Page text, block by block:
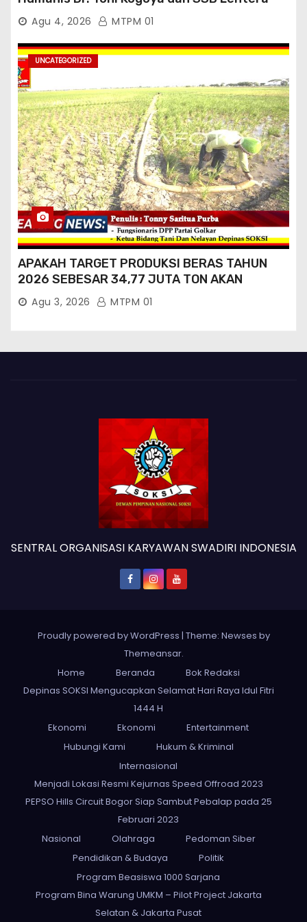
TimurAgu 4, 2026 MTPM 01
UNCATEGORIZED
APAKAH TARGET PRODUKSI BERAS TAHUN
2026 SEBESAR 34,77 JUTA TON AKAN
TERCAPAI ?
Agu 3, 2026 MTPM 01
SENTRAL ORGANISASI KARYAWAN SWADIRI INDONESIA
Proudly powered by WordPress | Theme: Newses by
Themeansar.
Home
Beranda
Bok Redaksi
Depinas SOKSI Mengucapkan Selamat Hari Raya Idul Fitri
1444 H
Ekonomi
Ekonomi
Entertainment
Hubungi Kami
Hukum & Kriminal
Internasional
Menjadi Lokasi Resmi Kejurnas Speed Offroad 2023
PEPSO Hills Circuit Bogor Siap Sambut Pebalap pada 25
Februari 2023
Nasional
Olahraga
Pedoman Siber
Pendidikan & Budaya
Politik
Program Beasiswa 1000 Sarjana
Program Bina Warung UMKM – Pilot Project Jakarta
Selatan & Jakarta Pusat